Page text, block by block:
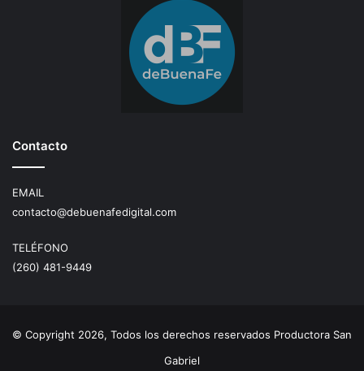
Contacto
EMAIL
contacto@debuenafedigital.com
TELÉFONO
(260) 481-9449
© Copyright 2026, Todos los derechos reservados Productora San
Gabriel